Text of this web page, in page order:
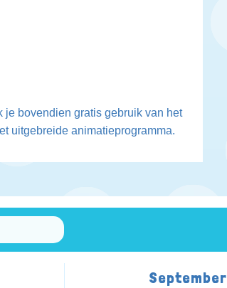
je bovendien gratis gebruik van het
uitgebreide animatieprogramma.
September